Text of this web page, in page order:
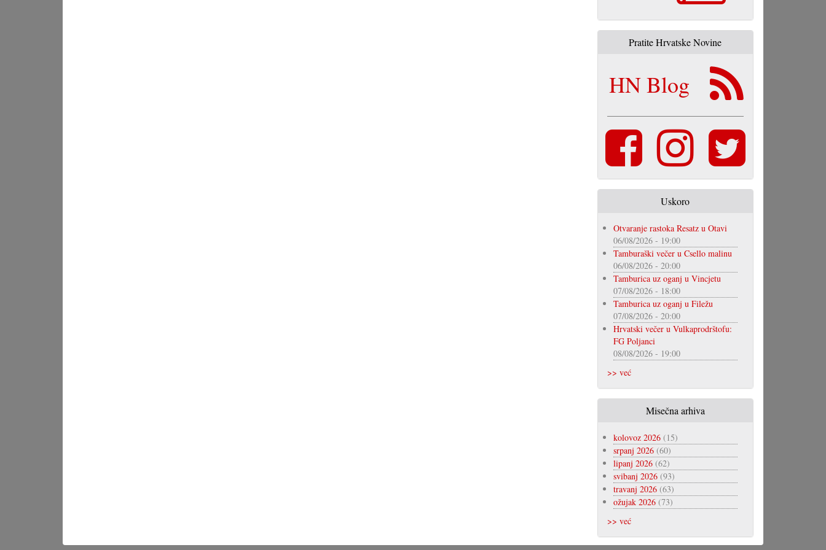
Pratite Hrvatske Novine
HN Blog
Uskoro
Otvaranje rastoka Resatz u Otavi
06/08/2026 - 19:00
Tamburaški večer u Csello malinu
06/08/2026 - 20:00
Tamburica uz oganj u Vincjetu
07/08/2026 - 18:00
Tamburica uz oganj u Filežu
07/08/2026 - 20:00
Hrvatski večer u Vulkaprodrštofu:
FG Poljanci
08/08/2026 - 19:00
>> već
Misečna arhiva
kolovoz 2026(15)
srpanj 2026(60)
lipanj 2026(62)
svibanj 2026(93)
travanj 2026(63)
ožujak 2026(73)
>> već